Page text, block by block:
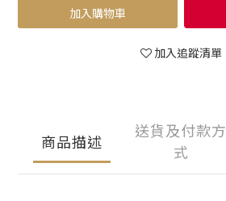
加入購物車
加入追蹤清單
商品描述
送貨及付款方
式